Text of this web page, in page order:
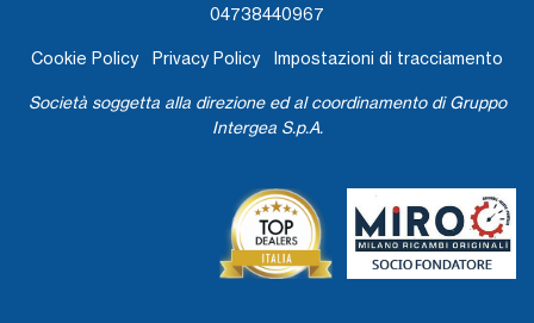
04738440967
Cookie Policy Privacy Policy Impostazioni di tracciamento
Società soggetta alla direzione ed al coordinamento di Gruppo
Intergea S.p.A.